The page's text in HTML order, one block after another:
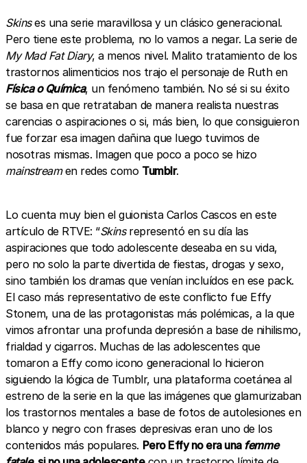
Skinses una serie maravillosa y un clásico generacional.
Pero tiene este problema, no lo vamos a negar. La serie de
My Mad Fat Diary, a menos nivel. Malito tratamiento de los
trastornos alimenticios nos trajo el personaje de Ruth en
Física o Química, un fenómeno también. No sé si su éxito
se basa en que retrataban de manera realista nuestras
carencias o aspiraciones o si, más bien, lo que consiguieron
fue forzar esa imagen dañina que luego tuvimos de
nosotras mismas. Imagen que poco a poco se hizo
mainstreamen redes como Tumblr.
Lo cuenta muy bien el guionista Carlos Cascos en este
artículo de RTVE: “Skinsrepresentó en su día las
aspiraciones que todo adolescente deseaba en su vida,
pero no solo la parte divertida de fiestas, drogas y sexo,
sino también los dramas que venían incluídos en ese pack.
El caso más representativo de este conflicto fue Effy
Stonem, una de las protagonistas más polémicas, a la que
vimos afrontar una profunda depresión a base de nihilismo,
frialdad y cigarros. Muchas de las adolescentes que
tomaron a Effy como icono generacional lo hicieron
siguiendo la lógica de Tumblr, una plataforma coetánea al
estreno de la serie en la que las imágenes que glamurizaban
los trastornos mentales a base de fotos de autolesiones en
blanco y negro con frases depresivas eran uno de los
contenidos más populares. Pero Effy no era una femme